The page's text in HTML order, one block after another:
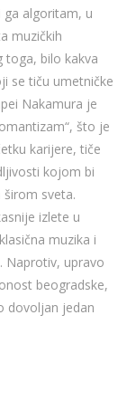
algoritam, u
muzičkih
toga, bilo kakva
se tiču umetničke
Nakamura je
što je
karijere, tiče
kojom bi
sveta.
izlete u
muzika i
Naprotiv, upravo
beogradske,
dovoljan jedan